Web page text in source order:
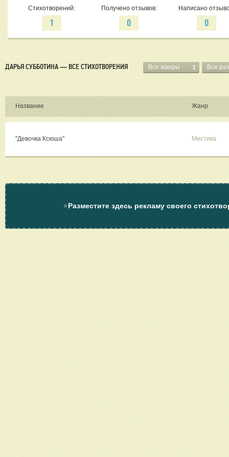
Стихотворений:
1
Получено отзывов:
0
Написано
0
ДАРЬЯ СУББОТИНА — ВСЕ СТИХОТВОРЕНИЯ Все жанры Все
Название Жанр
"Девочка Ксюша" Мистика
⭐Разместите здесь рекламу своего